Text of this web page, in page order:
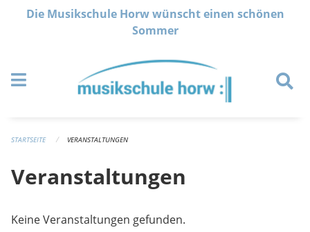
Navigation überspringen
Die Musikschule Horw wünscht einen schönen
Sommer
STARTSEITE VERANSTALTUNGEN
Veranstaltungen
Keine Veranstaltungen gefunden.